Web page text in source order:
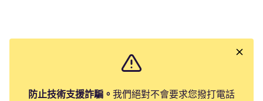
防止技術支援詐騙。 我們絕對不會要求您撥打電話